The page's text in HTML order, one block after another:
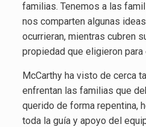
familias. Tenemos a las
nos comparten algunas
ocurrieran, mientras cubren
propiedad que eligieron para
McCarthy ha visto de cerca
enfrentan las familias que
querido de forma repentina,
toda la guía y apoyo del